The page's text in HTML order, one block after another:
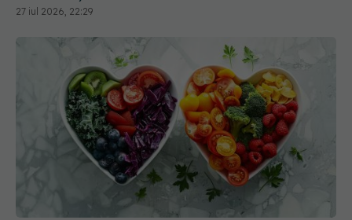
9 pași pentru o inimă sănătoasă. Ce să mănânci
pentru a-ți proteja inima